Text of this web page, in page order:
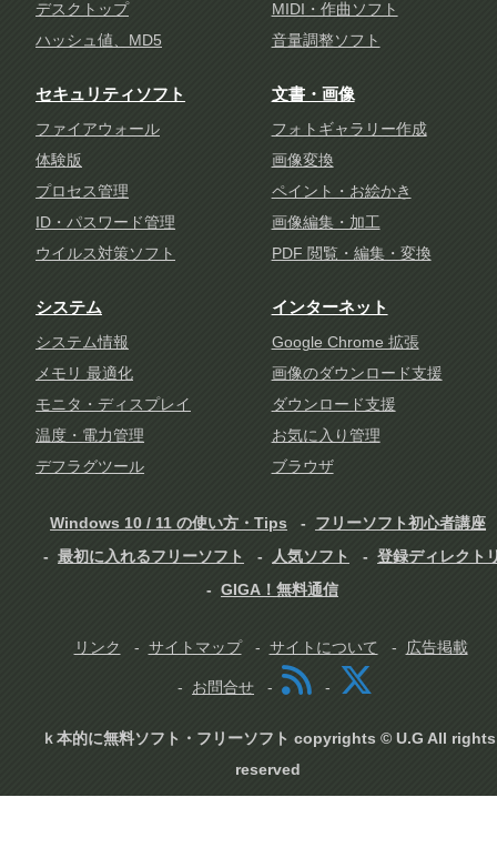
デスクトップ
ハッシュ値、MD5
MIDI・作曲ソフト
音量調整ソフト
セキュリティソフト
ファイアウォール
体験版
プロセス管理
ID・パスワード管理
ウイルス対策ソフト
文書・画像
フォトギャラリー作成
画像変換
ペイント・お絵かき
画像編集・加工
PDF 閲覧・編集・変換
システム
システム情報
メモリ 最適化
モニタ・ディスプレイ
温度・電力管理
デフラグツール
インターネット
Google Chrome 拡張
画像のダウンロード支援
ダウンロード支援
お気に入り管理
ブラウザ
Windows 10 / 11 の使い方・Tips
フリーソフト初心者講座
最初に入れるフリーソフト
人気ソフト
登録ディレクト
GIGA！無料通信
リンク サイトマップ サイトについて 広告掲載
お問合せ
ｋ本的に無料ソフト・フリーソフト copyrights © U.G All rights
reserved